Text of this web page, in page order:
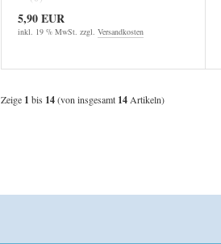
5,90 EUR
inkl. 19 % MwSt. zzgl. Versandkosten
Zeige 1 bis 14(von insgesamt 14 Artikeln)